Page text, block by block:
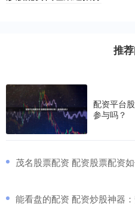
推
配资平台
参与吗？
茂名股票配资 配资股票配资
能看盘的配资 配资炒股神器